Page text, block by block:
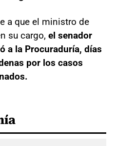
a que el ministro de
su cargo, el senador
a la Procuraduría, días
por los casos